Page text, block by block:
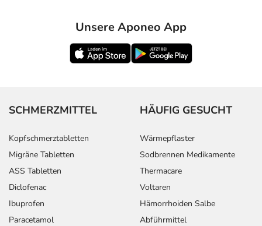
Unsere Aponeo App
SCHMERZMITTEL
Kopfschmerztabletten
Migräne Tabletten
ASS Tabletten
Diclofenac
Ibuprofen
Paracetamol
HÄUFIG GESUCHT
Wärmepflaster
Sodbrennen Medikamente
Thermacare
Voltaren
Hämorrhoiden Salbe
Abführmittel